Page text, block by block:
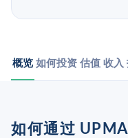
概览 如何投资 估值 收入
如何通过